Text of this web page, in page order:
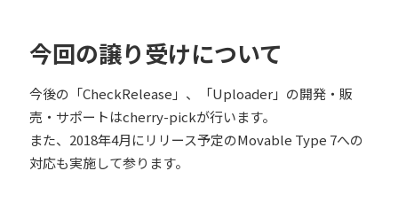
今回の譲り受けについて
今後の「CheckRelease」、「Uploader」の開発・販
売・サポートはcherry-pickが行います。
また、2018年4月にリリース予定のMovable Type 7への
対応も実施して参ります。